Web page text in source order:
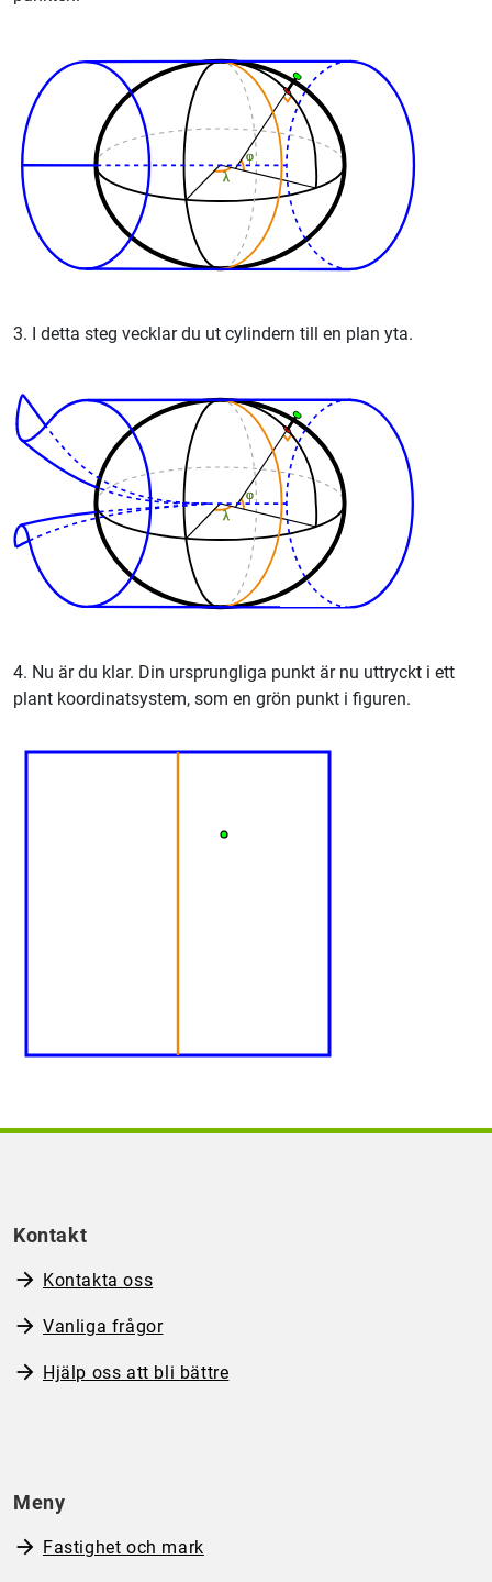
3. I detta steg vecklar du ut cylindern till en plan yta.
4. Nu är du klar. Din ursprungliga punkt är nu uttryckt i ett
plant koordinatsystem, som en grön punkt i figuren.
Kontakt
Kontakta oss
Vanliga frågor
Hjälp oss att bli bättre
Meny
Fastighet och mark